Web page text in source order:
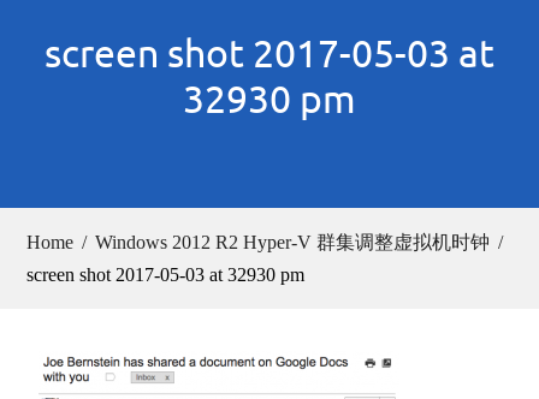
screen shot 2017-05-03 at
32930 pm
Home
Windows 2012 R2 Hyper-V 群集调整虚拟机时钟
screen shot 2017-05-03 at 32930 pm